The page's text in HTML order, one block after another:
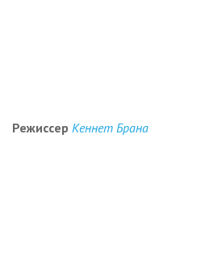
Режиссер Кеннет Брана